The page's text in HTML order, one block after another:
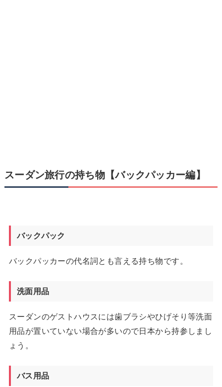
スーダン旅行の持ち物【バックパッカー編】
バックパック
バックパッカーの代名詞とも言える持ち物です。
洗面用品
スーダンのゲストハウスには歯ブラシやひげそり等洗面
用品が置いていない場合が多いので日本から持参しまし
ょう。
バス用品